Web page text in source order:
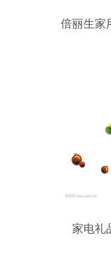
倍丽生家
家电礼